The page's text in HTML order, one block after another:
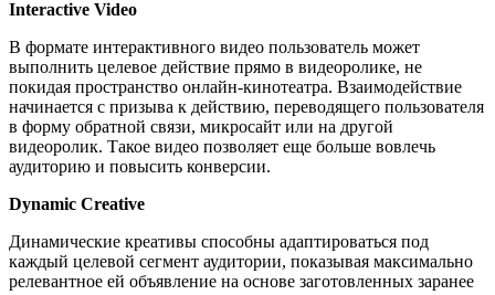
Interactive Video
В формате интерактивного видео пользователь может
выполнить целевое действие прямо в видеоролике, не
покидая пространство онлайн-кинотеатра. Взаимодействие
начинается с призыва к действию, переводящего пользователя
в форму обратной связи, микросайт или на другой
видеоролик. Такое видео позволяет еще больше вовлечь
аудиторию и повысить конверсии.
Dynamic Creative
Динамические креативы способны адаптироваться под
каждый целевой сегмент аудитории, показывая максимально
релевантное ей объявление на основе заготовленных заранее